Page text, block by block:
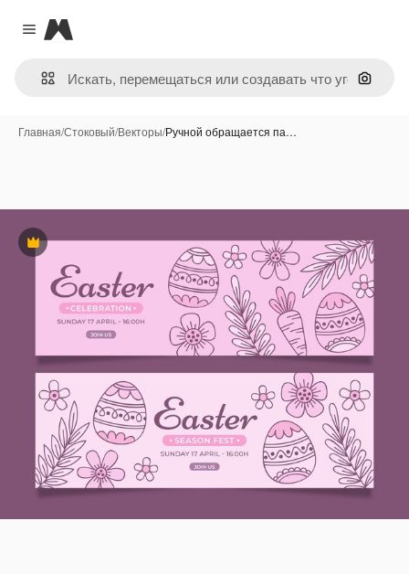
Close menu
Magnific
Поиск
Главная/Стоковый/Векторы/Ручной обращается па…
Премиум